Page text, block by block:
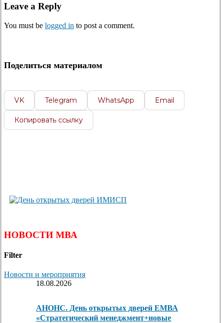
Leave a Reply
You must be logged in to post a comment.
Поделиться материалом
VK Telegram WhatsApp Email
Копировать ссылку
НОВОСТИ МВА
Filter
Новости и мероприятия
18.08.2026
АНОНС. День открытых дверей ЕМВА
«Стратегический менеджмент+новые